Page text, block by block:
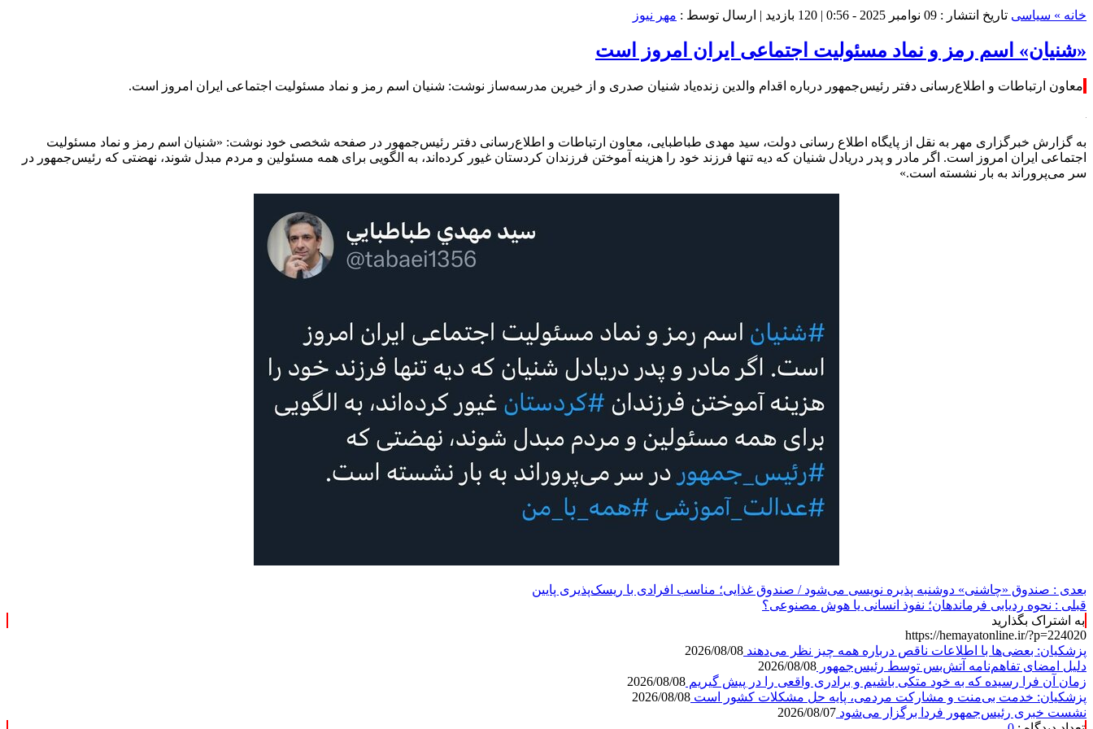
خانه » سیاسی تاریخ انتشار : 09 نوامبر 2025 - 0:56 | 120 بازدید | ارسال توسط : مهر نیوز
«شنیان⁩» اسم رمز و نماد مسئولیت اجتماعی ایران امروز است
معاون ارتباطات و اطلاع‌رسانی دفتر رئیس‌جمهور درباره اقدام والدین زنده‌یاد شنیان صدری و از خیرین مدرسه‌ساز نوشت: شنیان⁩ اسم رمز و نماد مسئولیت اجتماعی ایران امروز است.
به گزارش خبرگزاری مهر به نقل از پایگاه اطلاع رسانی دولت، سید مهدی طباطبایی، معاون ارتباطات و اطلاع‌رسانی دفتر رئیس‌جمهور در صفحه شخصی خود نوشت: «شنیان⁩ اسم رمز و نماد مسئولیت
اجتماعی ایران امروز است. اگر مادر و پدر دریادل شنیان که دیه تنها فرزند خود را هزینه آموختن فرزندان کردستان⁩ غیور کرده‌اند، به الگویی برای همه مسئولین و مردم مبدل شوند، نهضتی که رئیس‌جمهور⁩ در
سر می‌پروراند به بار نشسته است.»
بعدی : صندوق «چاشنی» دوشنبه پذیره نویسی می‌شود / صندوق غذایی؛ مناسب افرادی با ریسک‌پذیری پایین
قبلی : نحوه ردیابی فرماندهان؛ نفوذ انسانی یا هوش مصنوعی؟
به اشتراک بگذارید
https://hemayatonline.ir/?p=224020
پزشکیان: بعضی‌ها با اطلاعات ناقص درباره همه چیز نظر می‌دهند 2026/08/08
دلیل امضای تفاهم‌نامه آتش‌بس توسط رئیس‌جمهور 2026/08/08
زمان آن فرا رسیده که به خود متکی باشیم و برادری واقعی را در پیش گیریم 2026/08/08
پزشکیان: خدمت بی‌منت و مشارکت مردمی، پایه حل مشکلات کشور است 2026/08/08
نشست خبری رئیس‌جمهور فردا برگزار می‌شود 2026/08/07